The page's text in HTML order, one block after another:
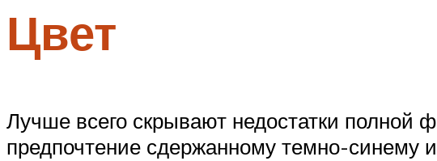
Цвет
Лучше всего скрывают недостатки полной
предпочтение сдержанному темно-синему